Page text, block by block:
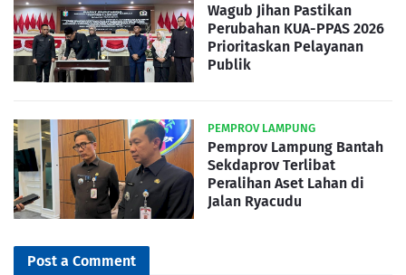
Wagub Jihan Pastikan
Perubahan KUA-PPAS 2026
Prioritaskan Pelayanan
Publik
PEMPROV LAMPUNG
Pemprov Lampung Bantah
Sekdaprov Terlibat
Peralihan Aset Lahan di
Jalan Ryacudu
Post a Comment